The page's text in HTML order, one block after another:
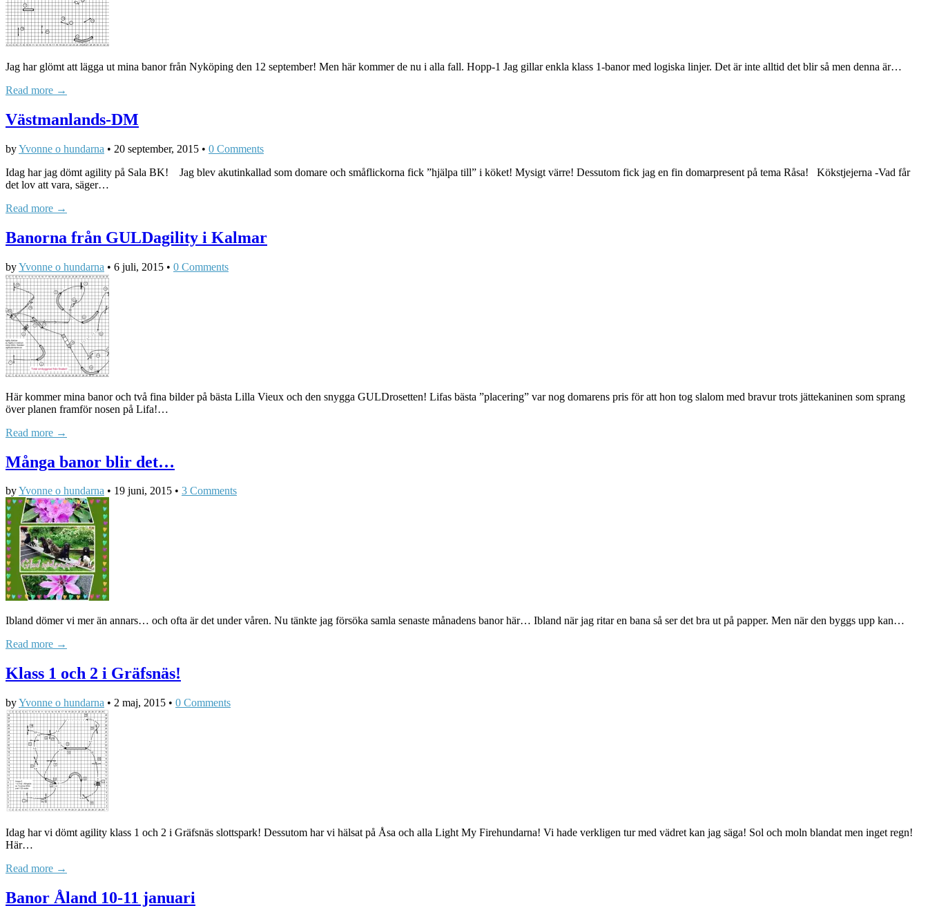
Jag har glömt att lägga ut mina banor från Nyköping den 12 september! Men här kommer de nu i alla fall. Hopp-1 Jag gillar enkla klass 1-banor med logiska linjer. Det är inte alltid det blir så men denna är…
Read more →
Västmanlands-DM
byYvonne o hundarna • 20 september, 2015 • 0 Comments
Idag har jag dömt agility på Sala BK! Jag blev akutinkallad som domare och småflickorna fick ”hjälpa till” i köket! Mysigt värre! Dessutom fick jag en fin domarpresent på tema Råsa! Kökstjejerna -Vad får
det lov att vara, säger…
Read more →
Banorna från GULDagility i Kalmar
byYvonne o hundarna • 6 juli, 2015 • 0 Comments
Här kommer mina banor och två fina bilder på bästa Lilla Vieux och den snygga GULDrosetten! Lifas bästa ”placering” var nog domarens pris för att hon tog slalom med bravur trots jättekaninen som sprang
över planen framför nosen på Lifa!…
Read more →
Många banor blir det…
byYvonne o hundarna • 19 juni, 2015 • 3 Comments
Ibland dömer vi mer än annars… och ofta är det under våren. Nu tänkte jag försöka samla senaste månadens banor här… Ibland när jag ritar en bana så ser det bra ut på papper. Men när den byggs upp kan…
Read more →
Klass 1 och 2 i Gräfsnäs!
byYvonne o hundarna • 2 maj, 2015 • 0 Comments
Idag har vi dömt agility klass 1 och 2 i Gräfsnäs slottspark! Dessutom har vi hälsat på Åsa och alla Light My Firehundarna! Vi hade verkligen tur med vädret kan jag säga! Sol och moln blandat men inget regn!
Här…
Read more →
Banor Åland 10-11 januari